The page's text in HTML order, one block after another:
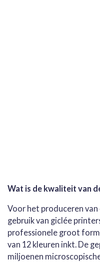
Wat is de kwaliteit van
Voor het produceren
gebruik van giclée
professionele groot
van 12 kleuren inkt. De
miljoenen